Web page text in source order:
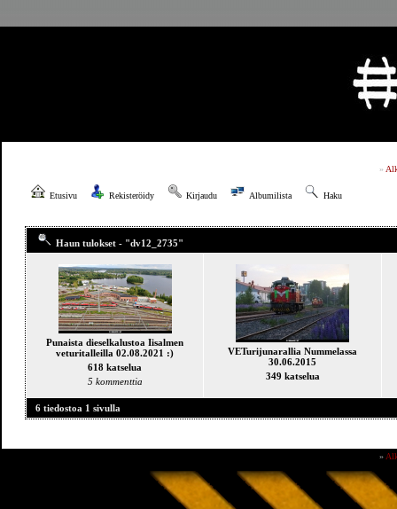
»
Etusivu Rekisteröidy Kirjaudu Albumilista Haku
Haun tulokset - "dv12_2735"
Punaista dieselkalustoa Iisalmen
veturitalleilla 02.08.2021 :)
618 katselua
5 kommenttia
VETurijunarallia Nummelassa
30.06.2015
349 katselua
6 tiedostoa 1 sivulla
»